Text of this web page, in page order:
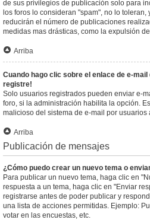
de sus privilegios de publicación solo para
los foros lo consideran "spam", no lo
reducirán el número de publicaciones
medidas mas drásticas, como la expulsión
Arriba
Cuando hago clic sobre el enlace de e-mail
registre!
Solo usuarios registrados pueden enviar e-
foro, si la administración habilita la opción.
malicioso del sistema de e-mail por usuarios
Arriba
Publicación de mensajes
¿Cómo puedo crear un nuevo tema o
Para publicar un nuevo tema, haga clic en
respuesta a un tema, haga clic en "Enviar
registrarse antes de poder publicar y
una lista de acciones permitidas. Ejemplo:
votar en las encuestas, etc.